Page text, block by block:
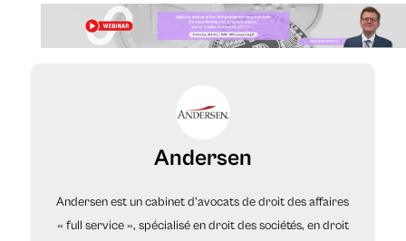
Andersen
Andersen est un cabinet d’avocats de droit des affaires
« full service », spécialisé en droit des sociétés, en droit